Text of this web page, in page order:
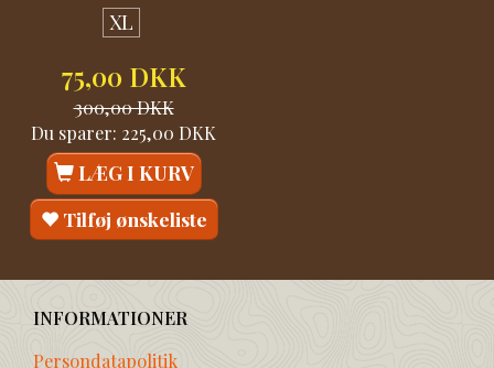
XL
75,00 DKK
300,00 DKK
Du sparer: 225,00 DKK
LÆG I KURV
Tilføj ønskeliste
INFORMATIONER
Persondatapolitik